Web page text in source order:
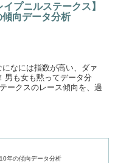
イプニルステークス】
向データ分析
なには指数が高い、ダァ
男も女も黙ってデータ分
ークスのレース傾向を、過
年の傾向データ分析